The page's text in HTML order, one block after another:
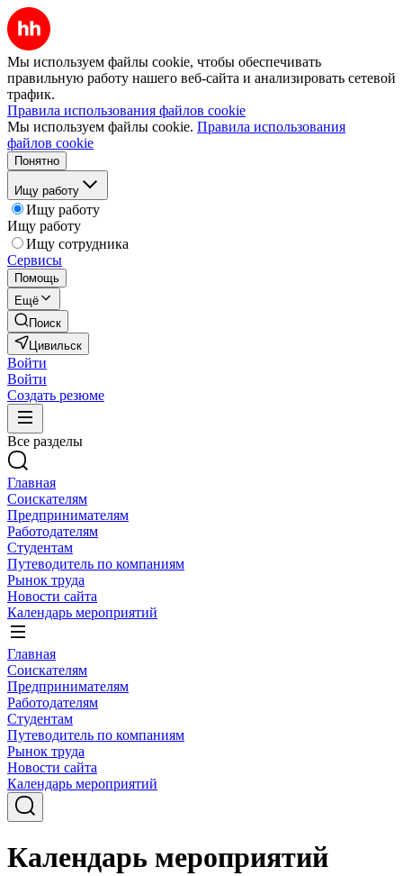
Мы используем файлы cookie, чтобы обеспечивать
правильную работу нашего веб-сайта и анализировать сетевой
трафик.
Правила использования файлов cookie
Мы используем файлы cookie. Правила использования
файлов cookie
Понятно
Ищу работу
Ищу работу
Ищу работу
Ищу сотрудника
Сервисы
Помощь
Ещё
Поиск
Цивильск
Войти
Войти
Создать резюме
Все разделы
Главная
Соискателям
Предпринимателям
Работодателям
Студентам
Путеводитель по компаниям
Рынок труда
Новости сайта
Календарь мероприятий
Главная
Соискателям
Предпринимателям
Работодателям
Студентам
Путеводитель по компаниям
Рынок труда
Новости сайта
Календарь мероприятий
Календарь мероприятий